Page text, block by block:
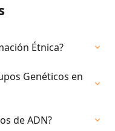
Étnica?
Genéticos en
de ADN?